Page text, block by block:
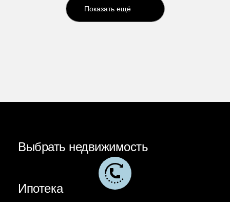
Показать ещё
Выбрать недвижимость
Ипотека